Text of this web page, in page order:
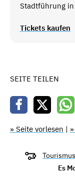
Stadtführung
Tickets kaufen
SEITE TEILEN
» Seite vorlesen |
Tourismus
Es